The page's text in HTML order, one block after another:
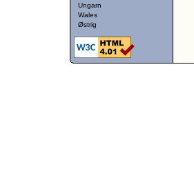
Ungarn
Wales
Østrig